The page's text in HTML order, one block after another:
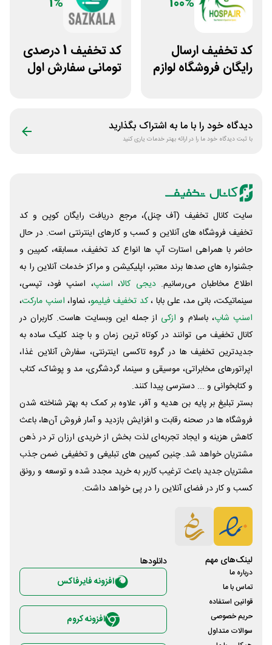
کد تخفیف ارسال
رایگان فروشگاه لوازم
کد تخفیف 1 درصدی
تومانی سفارش اول
دیدگاه خود را با ما به اشتراک بگذارید
با ثبت دیدگاه خود ما را در ارائه بهتر خدمات یاری کنید
سایت کانال تخفیف (آف چنل)، مرجع دریافت رایگان کوپن و کد
تخفیف فروشگاه های آنلاین و کسب و‌ کارهای اینترنتی است. در حال
حاضر با همراهی استارت آپ ها انواع کد تخفیف، مسابقه، کمپین و
جشنواره های صدها برند معتبر، اپلیکیشن و مراکز خدمات آنلاین را به
اطلاع مخاطبان می‌رسانیم. دیجی کالا، اسنپ، اسنپ فود، تپسی،
سینماتیکت، بانی مد، علی‌ بابا ،کد تخفیف فیلیمو، نماوا، اسنپ مارکت،
اسنپ شاپ، باسلام و ازکی از جمله این وبسایت ‌هاست. کاربران در
کانال تخفیف می توانند در کوتاه ترین زمان و با چند کلیک ساده به
جدیدترین تخفیف ها در گروه تاکسی اینترنتی، سفارش آنلاین غذا،
اپراتورهای مخابراتی، موسیقی و سینما، گردشگری، مد و پوشاک، کتاب
و کتابخوانی و ... دسترسی پیدا کنند.
بستر تبلیغ بر پایه بن هدیه و آفر، علاوه بر کمک به بهتر شناخته شدن
فروشگاه ها در صحنه رقابت و افزایش بازدید و آمار فروش آن‌ها، باعث
کاهش هزینه و ایجاد تجربه‌ای لذت بخش از خریدی ارزان تر در ذهن
مشتریان خواهد شد. چنین کمپین های تبلیغی و تخفیفی ضمن جذب
مشتریان جدید باعث ترغیب کاربر به خرید مجدد شده و توسعه و رونق
کسب و کار در فضای آنلاین را در پی خواهد داشت.
لینک‌های مهم
درباره ما
تماس با ما
قوانین استفاده
حریم خصوصی
سوالات متداول
دانلود‌ها
افزونه فایرفاکس
افزونه کروم